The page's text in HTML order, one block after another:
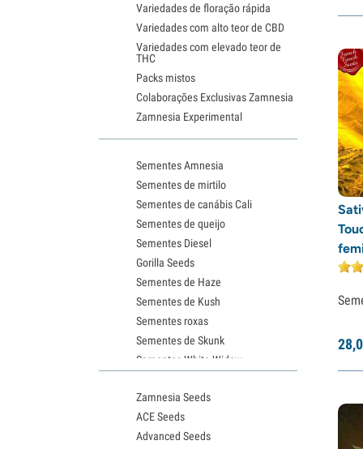
28,
Variedades de floração rápida
Variedades com alto teor de CBD
Variedades com elevado teor de
THC
Packs mistos
Colaborações Exclusivas Zamnesia
Zamnesia Experimental
Sementes Amnesia
Sementes de mirtilo
Sementes de canábis Cali
Sementes de queijo
Sementes Diesel
Gorilla Seeds
Sementes de Haze
Sementes de Kush
Sementes roxas
Sementes de Skunk
Sementes White Widow
Sementes Granddaddy Purple
Sementes OG Kush
Sementes Blue Dream
Zamnesia Seeds
ACE Seeds
Advanced Seeds